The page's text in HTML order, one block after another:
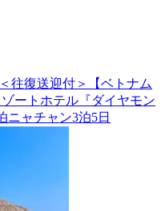
往復送迎付＞【ベトナム
ートホテル『ダイヤモン
ニャチャン3泊5日